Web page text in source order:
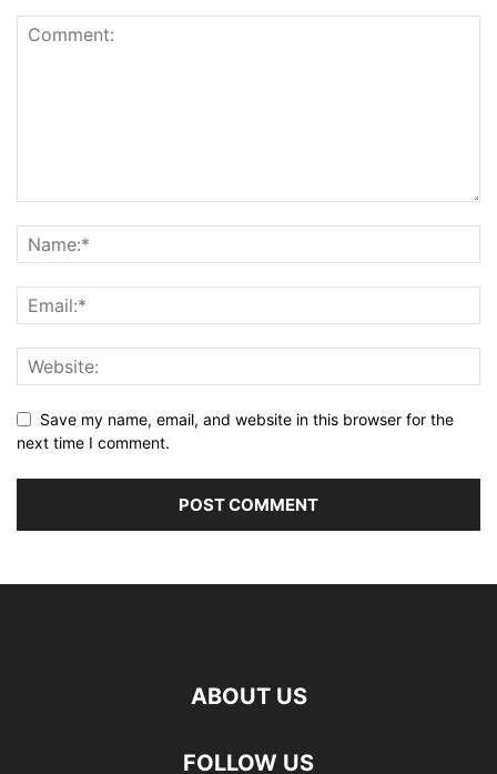
Save my name, email, and website in this browser for the
next time I comment.
ABOUT US
FOLLOW US